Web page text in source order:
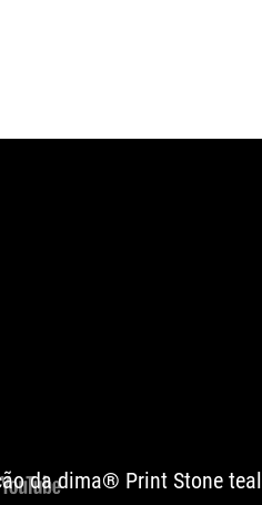
da dima® Print Stone teal